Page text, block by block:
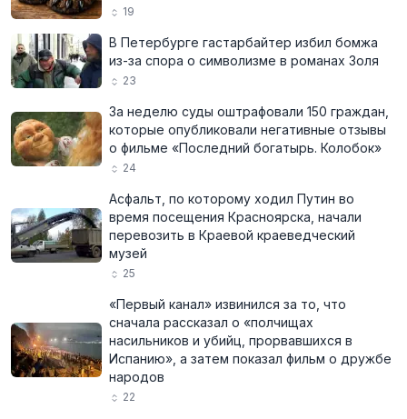
19
В Петербурге гастарбайтер избил бомжа
из-за спора о символизме в романах Золя
23
За неделю суды оштрафовали 150 граждан,
которые опубликовали негативные отзывы
о фильме «Последний богатырь. Колобок»
24
Асфальт, по которому ходил Путин во
время посещения Красноярска, начали
перевозить в Краевой краеведческий
музей
25
«Первый канал» извинился за то, что
сначала рассказал о «полчищах
насильников и убийц, прорвавшихся в
Испанию», а затем показал фильм о дружбе
народов
22